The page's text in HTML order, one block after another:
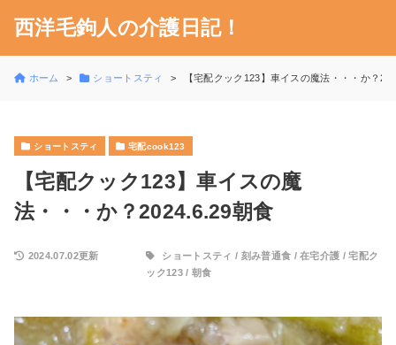
西洋毛鉤人の介護日記！
ホーム ショートスティ 【宅配クック123】車イスの魔法・・・か？
ショートスティ 宅配cook123
【宅配クック123】車イスの魔
法・・・か？2024.6.29朝食
2024.07.02更新 ショートスティ / 刻み普通食 /在宅介護 /宅配ク
ック123/ 朝食